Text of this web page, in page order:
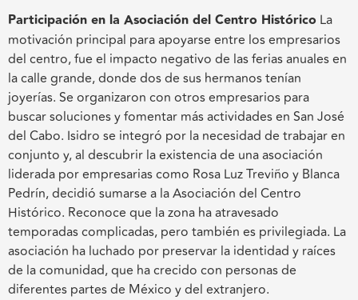
Participación en la Asociación del Centro Histórico La
motivación principal para apoyarse entre los empresarios
del centro, fue el impacto negativo de las ferias anuales en
la calle grande, donde dos de sus hermanos tenían
joyerías. Se organizaron con otros empresarios para
buscar soluciones y fomentar más actividades en San José
del Cabo. Isidro se integró por la necesidad de trabajar en
conjunto y, al descubrir la existencia de una asociación
liderada por empresarias como Rosa Luz Treviño y Blanca
Pedrín, decidió sumarse a la Asociación del Centro
Histórico. Reconoce que la zona ha atravesado
temporadas complicadas, pero también es privilegiada. La
asociación ha luchado por preservar la identidad y raíces
de la comunidad, que ha crecido con personas de
diferentes partes de México y del extranjero.